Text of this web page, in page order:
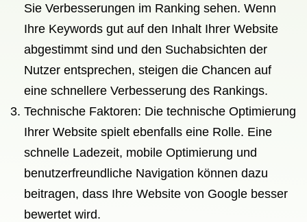
Sie Verbesserungen im Ranking sehen. Wenn
Ihre Keywords gut auf den Inhalt Ihrer Website
abgestimmt sind und den Suchabsichten der
Nutzer entsprechen, steigen die Chancen auf
eine schnellere Verbesserung des Rankings.
Technische Faktoren: Die technische Optimierung
Ihrer Website spielt ebenfalls eine Rolle. Eine
schnelle Ladezeit, mobile Optimierung und
benutzerfreundliche Navigation können dazu
beitragen, dass Ihre Website von Google besser
bewertet wird.